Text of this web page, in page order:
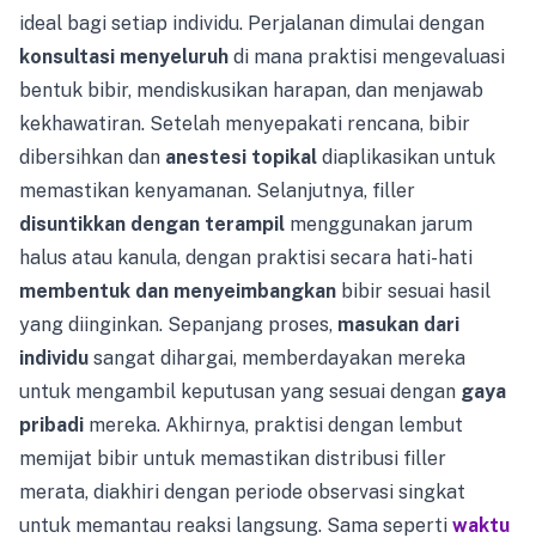
ideal bagi setiap individu. Perjalanan dimulai dengan
konsultasi menyeluruh di mana praktisi mengevaluasi
bentuk bibir, mendiskusikan harapan, dan menjawab
kekhawatiran. Setelah menyepakati rencana, bibir
dibersihkan dan anestesi topikal diaplikasikan untuk
memastikan kenyamanan. Selanjutnya, filler
disuntikkan dengan terampil menggunakan jarum
halus atau kanula, dengan praktisi secara hati-hati
membentuk dan menyeimbangkan bibir sesuai hasil
yang diinginkan. Sepanjang proses, masukan dari
individu sangat dihargai, memberdayakan mereka
untuk mengambil keputusan yang sesuai dengan gaya
pribadi mereka. Akhirnya, praktisi dengan lembut
memijat bibir untuk memastikan distribusi filler
merata, diakhiri dengan periode observasi singkat
untuk memantau reaksi langsung. Sama seperti waktu